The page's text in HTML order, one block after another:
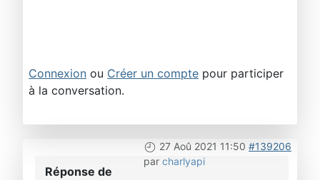
Connexion ou Créer un compte pour participer
à la conversation.
27 Aoû 2021 11:50 #139206
par charlyapi
Réponse de